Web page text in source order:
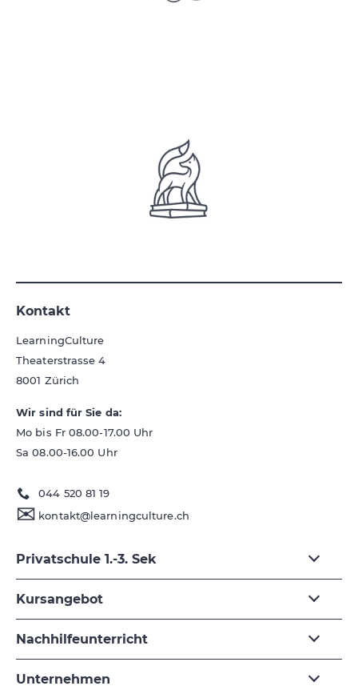
Kontakt
LearningCulture
Theaterstrasse 4
8001 Zürich
Wir sind für Sie da:
Mo bis Fr 08.00-17.00 Uhr
Sa 08.00-16.00 Uhr
044 520 81 19
✉ kontakt@learningculture.ch
Privatschule 1.-3. Sek
Kursangebot
Nachhilfeunterricht
Unternehmen